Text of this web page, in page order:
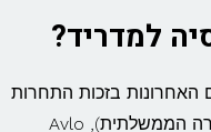
למדריד?
בזכות התחרות
בין ארבע חברות שונות: Renfe (החברה הממשלתית), Avlo